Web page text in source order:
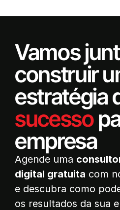
Vamos
construir
estratégia
sucesso
empresa
Agende uma
digital gratuita com
e descubra como
os resultados da sua